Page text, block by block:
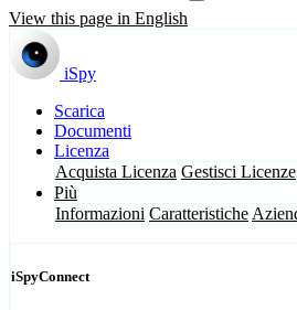
View this page in English
iSpy
Scarica
Documenti
Licenza
Acquista Licenza Gestisci Licenze
Più
Informazioni Caratteristiche
iSpyConnect